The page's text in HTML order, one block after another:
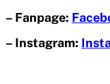
– Fanpage:
– Instagram: